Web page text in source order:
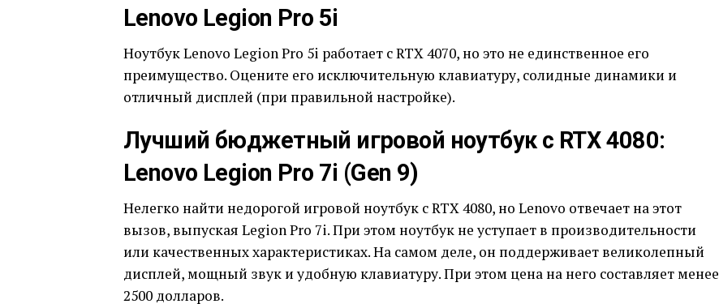
Lenovo Legion Pro 5i
Ноутбук Lenovo Legion Pro 5i работает с RTX 4070, но это не единственное его
преимущество. Оцените его исключительную клавиатуру, солидные динамики и
отличный дисплей (при правильной настройке).
Лучший бюджетный игровой ноутбук с RTX 4080:
Lenovo Legion Pro 7i (Gen 9)
Нелегко найти недорогой игровой ноутбук с RTX 4080, но Lenovo отвечает на этот
вызов, выпуская Legion Pro 7i. При этом ноутбук не уступает в производительности
или качественных характеристиках. На самом деле, он поддерживает великолепный
дисплей, мощный звук и удобную клавиатуру. При этом цена на него составляет менее
2500 долларов.